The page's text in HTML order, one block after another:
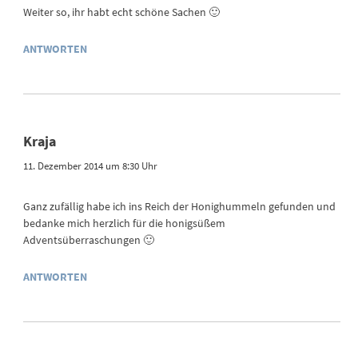
Weiter so, ihr habt echt schöne Sachen 🙂
ANTWORTEN
Kraja
11. Dezember 2014 um 8:30 Uhr
Ganz zufällig habe ich ins Reich der Honighummeln gefunden und
bedanke mich herzlich für die honigsüßem
Adventsüberraschungen 🙂
ANTWORTEN